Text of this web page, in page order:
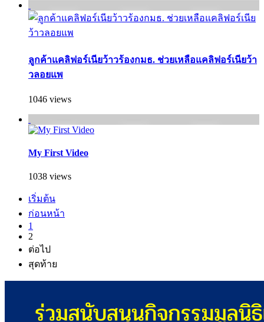
ลูกค้าแคลิฟอร์เนียว้าวร้องกมธ. ช่วยเหลือแคลิฟอร์เนียว้า
วลอยแพ
1046 views
My First Video
1038 views
เริ่มต้น
ก่อนหน้า
1
2
ต่อไป
สุดท้าย